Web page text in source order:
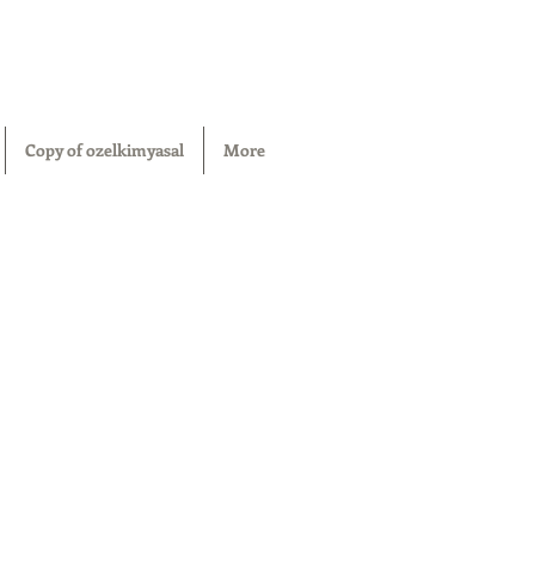
Copy of ozelkimyasal More